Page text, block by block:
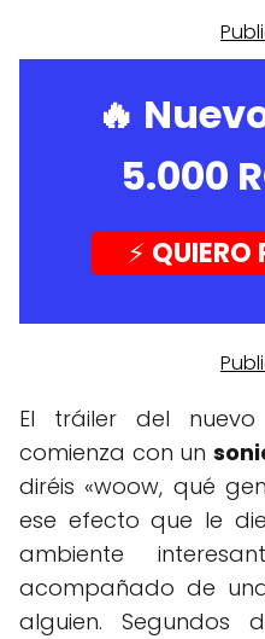
🔥
5.000
⚡️ QUIERO
El tráiler del
comienza con un
diréis «woow, qué
ese efecto que le
ambiente
acompañado de
alguien. Segundos